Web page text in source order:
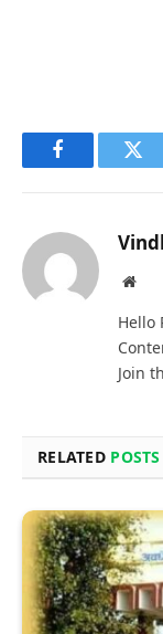
Facebook
Hello
Join
RELATED POSTS